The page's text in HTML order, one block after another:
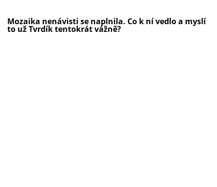
Mozaika nenávisti se naplnila. Co k ní vedlo a myslí
to už Tvrdík tentokrát vážně?